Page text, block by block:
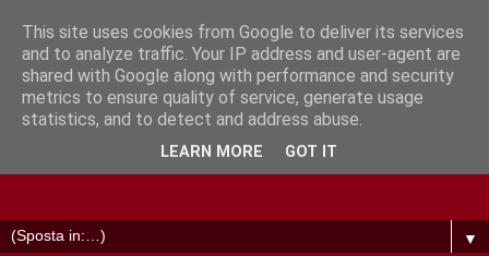
▼
This site uses cookies from Google to deliver its services
and to analyze traffic. Your IP address and user-agent are
shared with Google along with performance and security
metrics to ensure quality of service, generate usage
statistics, and to detect and address abuse.
LEARN MORE GOT IT